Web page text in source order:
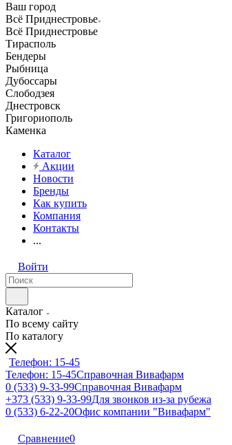
Ваш город
Всё Приднестровье
Всё Приднестровье
Тирасполь
Бендеры
Рыбница
Дубоссары
Слободзея
Днестровск
Григориополь
Каменка
Каталог
Акции
Новости
Бренды
Как купить
Компания
Контакты
...
Войти
Каталог
По всему сайту
По каталогу
Телефон: 15-45
Телефон: 15-45Справочная Вивафарм
0 (533) 9-33-99Справочная Вивафарм
+373 (533) 9-33-99Для звонков из-за рубежа
0 (533) 6-22-20Офис компании "Вивафарм"
Сравнение0